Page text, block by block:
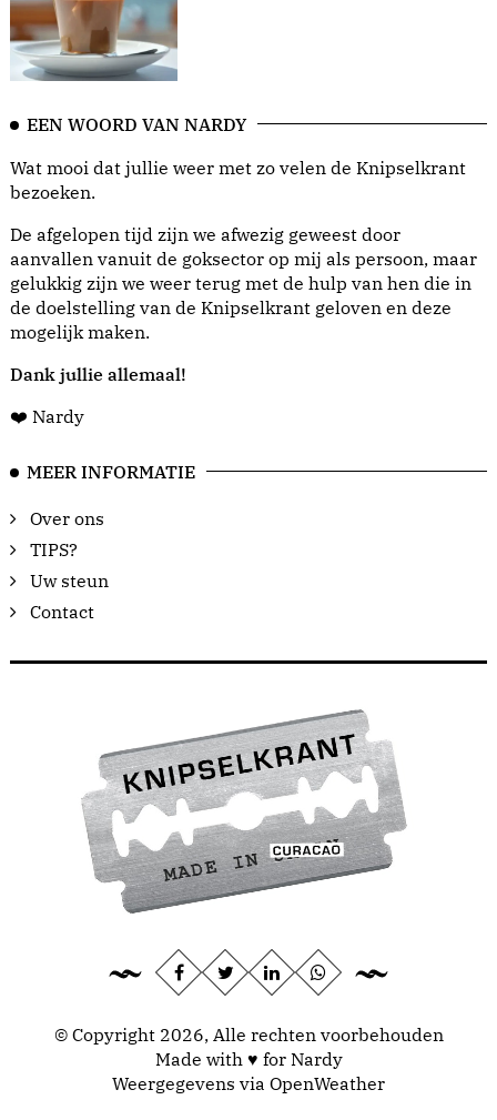
EEN WOORD VAN NARDY
Wat mooi dat jullie weer met zo velen de Knipselkrant
bezoeken.
De afgelopen tijd zijn we afwezig geweest door
aanvallen vanuit de goksector op mij als persoon, maar
gelukkig zijn we weer terug met de hulp van hen die in
de doelstelling van de Knipselkrant geloven en deze
mogelijk maken.
Dank jullie allemaal!
❤️ Nardy
MEER INFORMATIE
Over ons
TIPS?
Uw steun
Contact
© Copyright 2026, Alle rechten voorbehouden
Made with ♥ for Nardy
Weergegevens via OpenWeather